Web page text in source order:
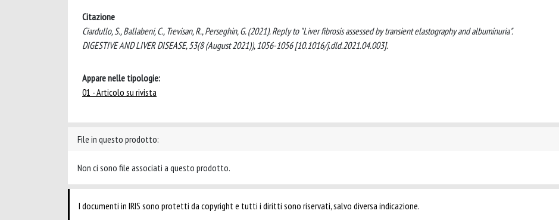
Citazione
Ciardullo, S., Ballabeni, C., Trevisan, R., Perseghin, G. (2021). Reply to "Liver fibrosis assessed by transient elastography and albuminuria".
DIGESTIVE AND LIVER DISEASE, 53(8 (August 2021)), 1056-1056 [10.1016/j.dld.2021.04.003].
Appare nelle tipologie:
01 - Articolo su rivista
File in questo prodotto:
Non ci sono file associati a questo prodotto.
I documenti in IRIS sono protetti da copyright e tutti i diritti sono riservati, salvo diversa indicazione.